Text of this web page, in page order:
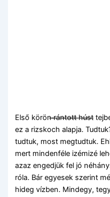
Első körön ̶r̶á̶n̶t̶o̶t̶t̶ ̶h̶ú̶s̶t̶
ez a rizskoch alapja.
tudtuk, most megtudtuk.
mert mindenféle izémizé
azaz engedjük fel jó
róla. Bár egyesek szerint
hideg vízben. Mindegy,